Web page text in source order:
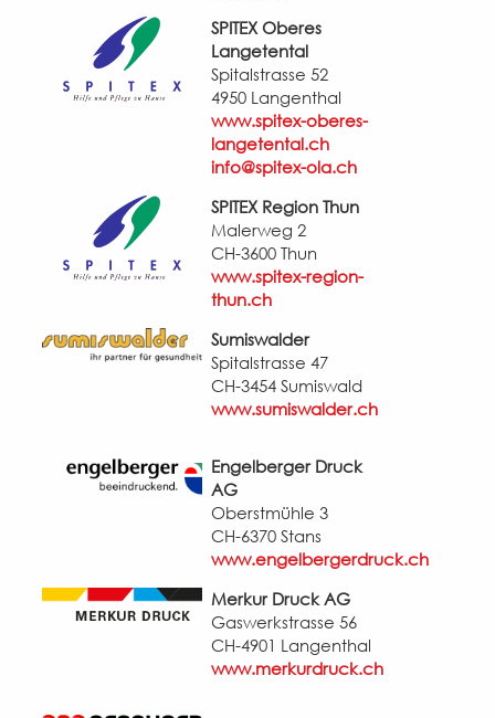
SPITEX Oberes
Langetental
Spitalstrasse 52
4950 Langenthal
www.spitex-oberes-
langetental.ch
info@spitex-ola.ch
SPITEX Region Thun
Malerweg 2
CH-3600 Thun
www.spitex-region-
thun.ch
Sumiswalder
Spitalstrasse 47
CH-3454 Sumiswald
www.sumiswalder.ch
Engelberger Druck
AG
Oberstmühle 3
CH-6370 Stans
www.engelbergerdruck.ch
Merkur Druck AG
Gaswerkstrasse 56
CH-4901 Langenthal
www.merkurdruck.ch